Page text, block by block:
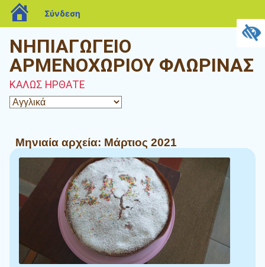
ΝΗΠΙΑΓΩΓΕΙΟ
ΑΡΜΕΝΟΧΩΡΙΟΥ ΦΛΩΡΙΝΑΣ
ΚΑΛΩΣ ΗΡΘΑΤΕ
Μηνιαία αρχεία: Μάρτιος 2021
blogs.sch.gr
Σύνδεση